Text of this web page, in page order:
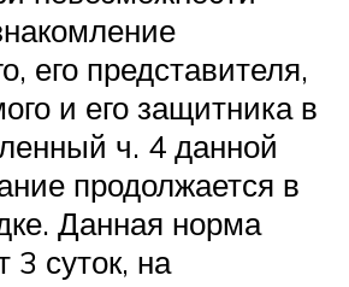
его представителя,
и его защитника в
ч. 4 данной
продолжается в
Данная норма
3 суток, на